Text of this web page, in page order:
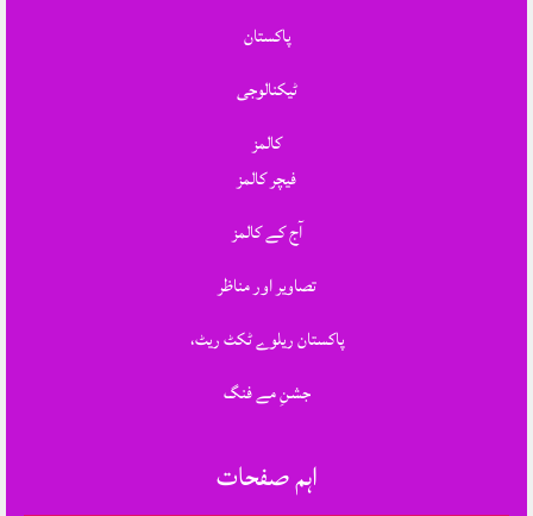
پاکستان
ٹیکنالوجی
کالمز
فیچر کالمز
آج کے کالمز
تصاویر اور مناظر
پاکستان ریلوے ٹکٹ ریٹ،
جشنِ مے فنگ
اہم صفحات